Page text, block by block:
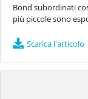
Bond subordinati
più piccole sono
Scarica l'articolo